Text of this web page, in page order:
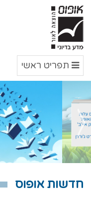
תפריט
ראשי
תפריט ראשי
חדשות אופוס